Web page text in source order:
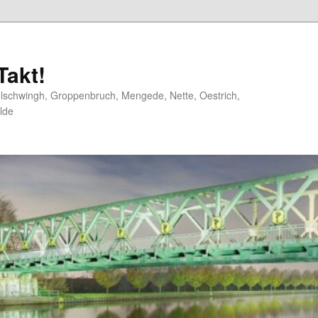
Groppenbruch, Mengede, Nette, Oestrich,